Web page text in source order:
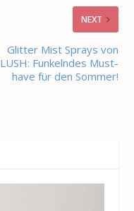
NEXT
Glitter Mist Sprays von
LUSH: Funkelndes Must-
have für den Sommer!